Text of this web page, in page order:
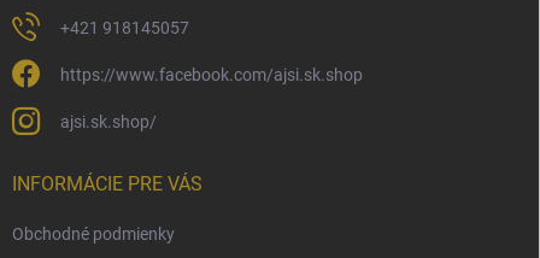
+421 918145057
https://www.facebook.com/ajsi.sk.shop
ajsi.sk.shop/
INFORMÁCIE PRE VÁS
Obchodné podmienky